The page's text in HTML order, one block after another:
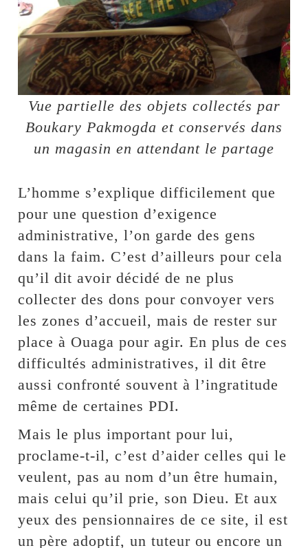
Vue partielle des objets collectés par
Boukary Pakmogda et conservés dans
un magasin en attendant le partage
L’homme s’explique difficilement que
pour une question d’exigence
administrative, l’on garde des gens
dans la faim. C’est d’ailleurs pour cela
qu’il dit avoir décidé de ne plus
collecter des dons pour convoyer vers
les zones d’accueil, mais de rester sur
place à Ouaga pour agir. En plus de ces
difficultés administratives, il dit être
aussi confronté souvent à l’ingratitude
même de certaines PDI.
Mais le plus important pour lui,
proclame-t-il, c’est d’aider celles qui le
veulent, pas au nom d’un être humain,
mais celui qu’il prie, son Dieu. Et aux
yeux des pensionnaires de ce site, il est
un père adoptif, un tuteur ou encore un